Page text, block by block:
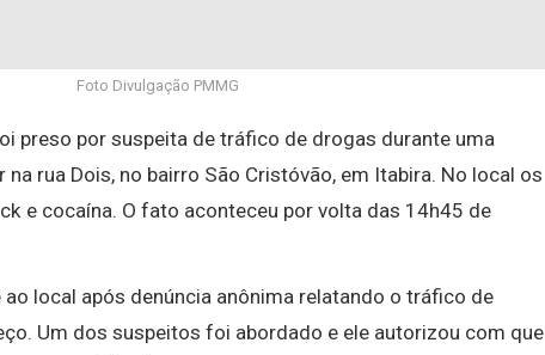
Foto Divulgação PMMG
preso por suspeita de tráfico de drogas durante uma
rua Dois, no bairro São Cristóvão, em Itabira. No local os
e cocaína. O fato aconteceu por volta das 14h45 de
local após denúncia anônima relatando o tráfico de
Um dos suspeitos foi abordado e ele autorizou com que